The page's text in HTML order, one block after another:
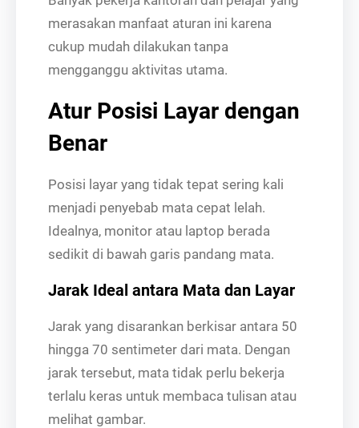
merasakan manfaat aturan ini karena
cukup mudah dilakukan tanpa
mengganggu aktivitas utama.
Atur Posisi Layar dengan
Benar
Posisi layar yang tidak tepat sering kali
menjadi penyebab mata cepat lelah.
Idealnya, monitor atau laptop berada
sedikit di bawah garis pandang mata.
Jarak Ideal antara Mata dan Layar
Jarak yang disarankan berkisar antara 50
hingga 70 sentimeter dari mata. Dengan
jarak tersebut, mata tidak perlu bekerja
terlalu keras untuk membaca tulisan atau
melihat gambar.